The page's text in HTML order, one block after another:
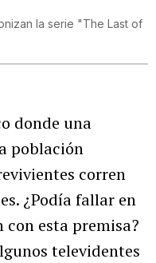
la serie "The Last of
donde una
población
corren
¿Podía fallar en
con esta premisa?
televidentes